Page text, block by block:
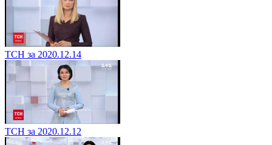
ТСН за 2020.12.14
ТСН за 2020.12.12